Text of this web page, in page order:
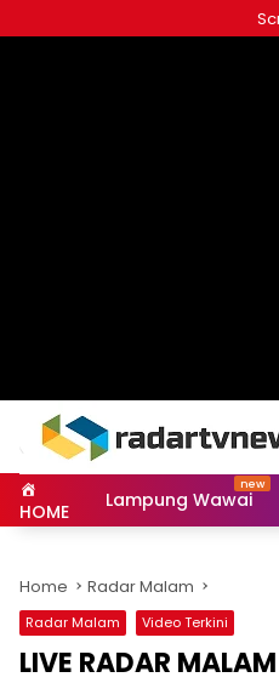
to
HOME Lampung Wawai
Home Radar Malam
Radar Malam Video Terkini
LIVE RADAR